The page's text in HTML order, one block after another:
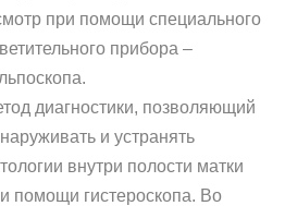
при помощи специального
прибора –
диагностики, позволяющий
и устранять
внутри полости матки
помощи гистероскопа. Во